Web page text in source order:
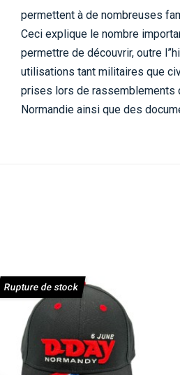
permettent à de nombreuses
Ceci explique le nombre
permettre de découvrir, outre
utilisations tant militaires que
prises lors de rassemblements
Normandie ainsi que des
Rupture de stock